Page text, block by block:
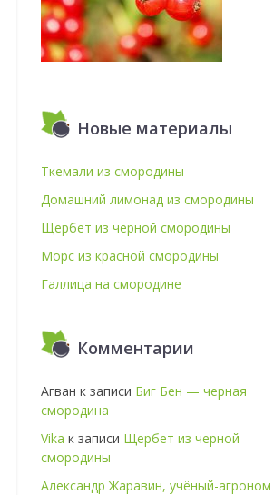
Новые материалы
Ткемали из смородины
Домашний лимонад из смородины
Щербет из черной смородины
Морс из красной смородины
Галлица на смородине
Комментарии
Агван к записи Биг Бен — черная
смородина
Vika к записи Щербет из черной
смородины
Александр Жаравин, учёный-агроном